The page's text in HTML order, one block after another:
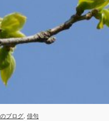
ブログ 俳句